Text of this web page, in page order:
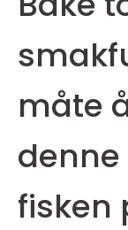
måte
fisken